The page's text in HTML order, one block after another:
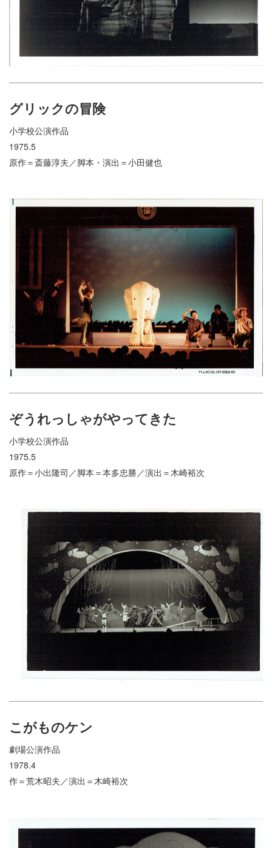
グリックの冒険
小学校公演作品
1975.5
原作＝斎藤淳夫／脚本・演出＝小田健也
ぞうれっしゃがやってきた
小学校公演作品
1975.5
原作＝小出隆司／脚本＝本多忠勝／演出＝木崎裕次
こがものケン
劇場公演作品
1978.4
作＝荒木昭夫／演出＝木崎裕次